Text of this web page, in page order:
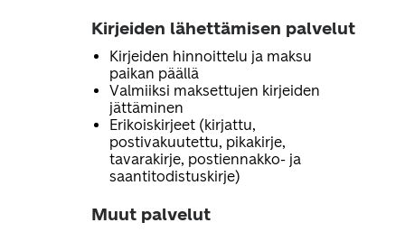
Kirjeiden lähettämisen palvelut
Kirjeiden hinnoittelu ja maksu
paikan päällä
Valmiiksi maksettujen kirjeiden
jättäminen
Erikoiskirjeet (kirjattu,
postivakuutettu, pikakirje,
tavarakirje, postiennakko- ja
saantitodistuskirje)
Muut palvelut